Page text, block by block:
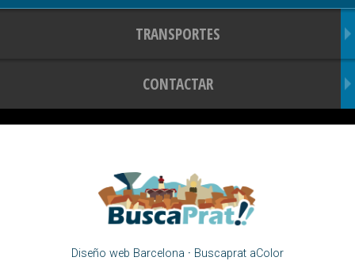
TRANSPORTES
CONTACTAR
Diseño web Barcelona · Buscaprat aColor